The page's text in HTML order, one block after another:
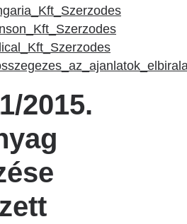
2015.